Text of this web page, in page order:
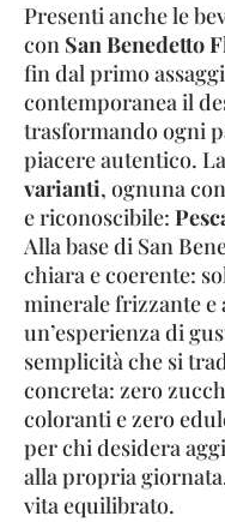
Presenti anche le
con San Benedetto
fin dal primo
contemporanea il
trasformando ogni
piacere autentico.
varianti, ognuna
e riconoscibile:
Alla base di San
chiara e coerente:
minerale frizzante
un’esperienza di
semplicità che si
concreta: zero
coloranti e zero
per chi desidera
alla propria
vita equilibrato.